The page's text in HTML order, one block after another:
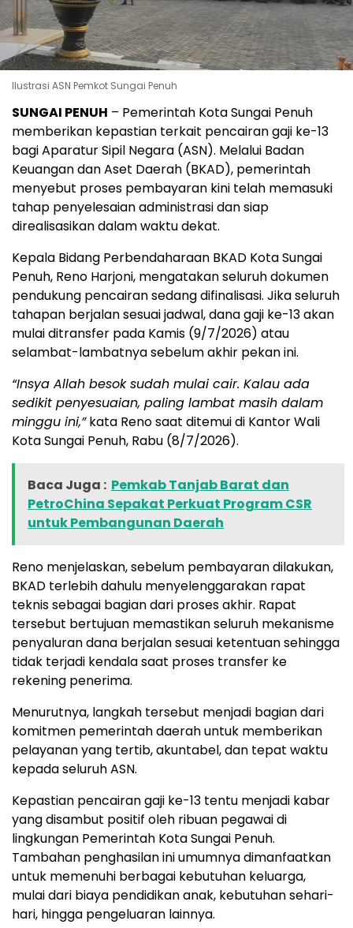
Ilustrasi ASN Pemkot Sungai Penuh
SUNGAI PENUH – Pemerintah Kota Sungai Penuh
memberikan kepastian terkait pencairan gaji ke-13
bagi Aparatur Sipil Negara (ASN). Melalui Badan
Keuangan dan Aset Daerah (BKAD), pemerintah
menyebut proses pembayaran kini telah memasuki
tahap penyelesaian administrasi dan siap
direalisasikan dalam waktu dekat.
Kepala Bidang Perbendaharaan BKAD Kota Sungai
Penuh, Reno Harjoni, mengatakan seluruh dokumen
pendukung pencairan sedang difinalisasi. Jika seluruh
tahapan berjalan sesuai jadwal, dana gaji ke-13 akan
mulai ditransfer pada Kamis (9/7/2026) atau
selambat-lambatnya sebelum akhir pekan ini.
“Insya Allah besok sudah mulai cair. Kalau ada
sedikit penyesuaian, paling lambat masih dalam
minggu ini,”kata Reno saat ditemui di Kantor Wali
Kota Sungai Penuh, Rabu (8/7/2026).
Baca Juga : Pemkab Tanjab Barat dan
PetroChina Sepakat Perkuat Program CSR
untuk Pembangunan Daerah
Reno menjelaskan, sebelum pembayaran dilakukan,
BKAD terlebih dahulu menyelenggarakan rapat
teknis sebagai bagian dari proses akhir. Rapat
tersebut bertujuan memastikan seluruh mekanisme
penyaluran dana berjalan sesuai ketentuan sehingga
tidak terjadi kendala saat proses transfer ke
rekening penerima.
Menurutnya, langkah tersebut menjadi bagian dari
komitmen pemerintah daerah untuk memberikan
pelayanan yang tertib, akuntabel, dan tepat waktu
kepada seluruh ASN.
Kepastian pencairan gaji ke-13 tentu menjadi kabar
yang disambut positif oleh ribuan pegawai di
lingkungan Pemerintah Kota Sungai Penuh.
Tambahan penghasilan ini umumnya dimanfaatkan
untuk memenuhi berbagai kebutuhan keluarga,
mulai dari biaya pendidikan anak, kebutuhan sehari-
hari, hingga pengeluaran lainnya.